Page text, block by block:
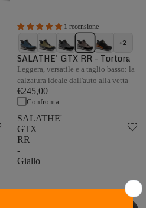
1 recensione
+2
SALATHE' GTX RR - Tortora
Leggera, versatile e a taglio basso: la
calzatura ideale dall'auto alla vetta
€245,00
Confronta
SALATHE'
GTX
RR
-
Giallo